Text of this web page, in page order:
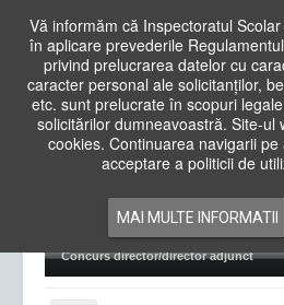
Vă informăm că Inspectoratul
în aplicare prevederile
privind prelucrarea datelor cu
caracter personal ale solicitanților,
etc. sunt prelucrate în scopuri
solicitărilor dumneavoastră. Site-ul
cookies. Continuarea navigarii
acceptare a politicii de
MAI MULTE INFORMATII
Cauta
in
siteAcasa Cadre Didactice
Examene Naționale
Concurs director/director adjunct